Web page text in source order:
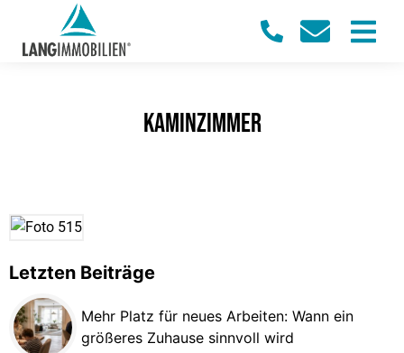
Kaminzimmer
Letzten Beiträge
Mehr Platz für neues Arbeiten: Wann ein
größeres Zuhause sinnvoll wird